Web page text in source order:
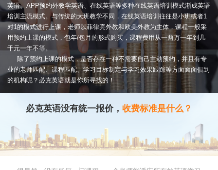
英语、APP预约外教学英语、在线英语等多种在线英语培训模式渐成英语
培训主流模式。与传统的大班教学不同，在线英语培训往往是小班或者1
对1的模式进行上课，老师以菲律宾外教和欧美外教为主体，课程一般采
用预约上课的模式，包年/包月的形式购买，课程费用从一两万一年到几
千元一年不等。
除了预约上课的模式，是否存在一种不需要自己主动预约，并且有专
业的老师匹配、课程匹配、学习目标制定与学习效果跟踪等方面面面俱到
的机构呢？必克英语就是你所寻找的！
必克英语没有统一报价， 收费标准是什么？